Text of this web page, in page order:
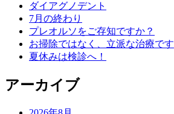
ダイアグノデント
7月の終わり
プレオルソをご存知ですか？
お掃除ではなく、立派な治療です
夏休みは検診へ！
アーカイブ